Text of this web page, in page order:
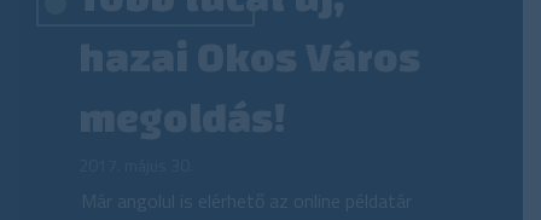
hazai Okos Város
megoldás!
Már angolul is elérhető az online példatár